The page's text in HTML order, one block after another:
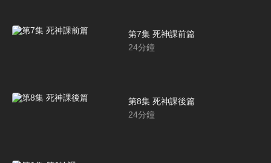
第7集 死神課前篇
24分鐘
第8集 死神課後篇
24分鐘